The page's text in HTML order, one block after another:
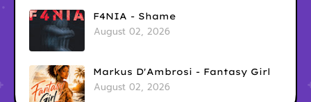
F4NIA - Shame
August 02, 2026
Markus D'Ambrosi - Fantasy Girl
August 02, 2026